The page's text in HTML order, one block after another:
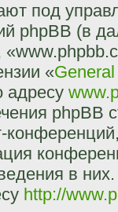
под
phpBB (в
«
адресу
phpBB
в
http://